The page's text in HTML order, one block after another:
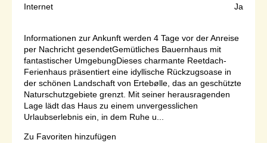
Internet
Ja
Informationen zur Ankunft werden 4 Tage vor der Anreise
per Nachricht gesendetGemütliches Bauernhaus mit
fantastischer UmgebungDieses charmante Reetdach-
Ferienhaus präsentiert eine idyllische Rückzugsoase in
der schönen Landschaft von Ertebølle, das an geschützte
Naturschutzgebiete grenzt. Mit seiner herausragenden
Lage lädt das Haus zu einem unvergesslichen
Urlaubserlebnis ein, in dem Ruhe u...
Zu Favoriten hinzufügen